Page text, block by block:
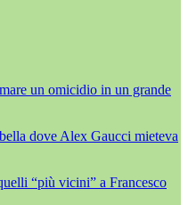
un omicidio in un grande
dove Alex Gaucci mieteva
“più vicini” a Francesco